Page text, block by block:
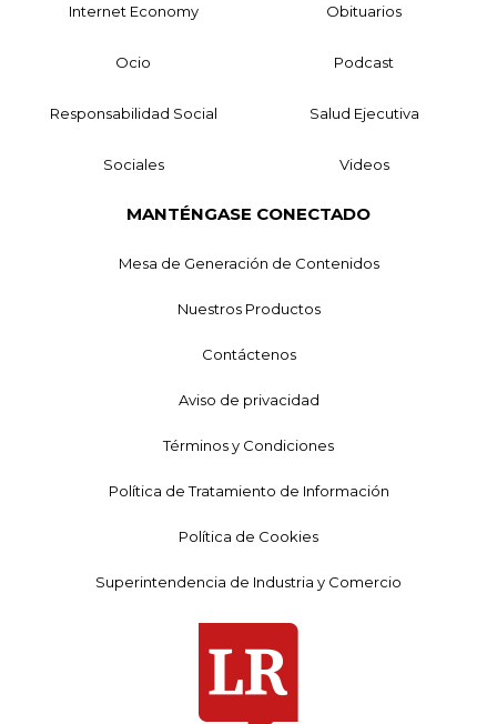
Internet Economy Obituarios
Ocio Podcast
Responsabilidad Social Salud Ejecutiva
Sociales Videos
MANTÉNGASE CONECTADO
Mesa de Generación de Contenidos
Nuestros Productos
Contáctenos
Aviso de privacidad
Términos y Condiciones
Política de Tratamiento de Información
Política de Cookies
Superintendencia de Industria y Comercio